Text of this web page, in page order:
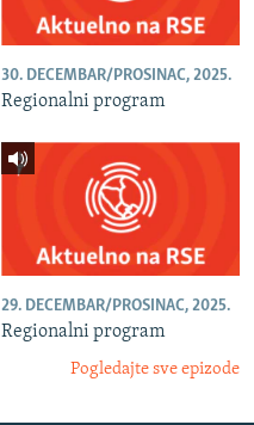
30. DECEMBAR/PROSINAC, 2025.
Regionalni program
29. DECEMBAR/PROSINAC, 2025.
Regionalni program
Pogledajte sve epizode